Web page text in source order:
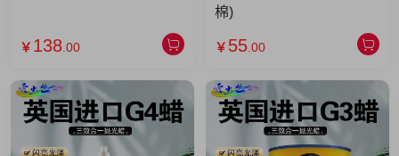
￥ 138 .00
棉)
￥ 55 .00